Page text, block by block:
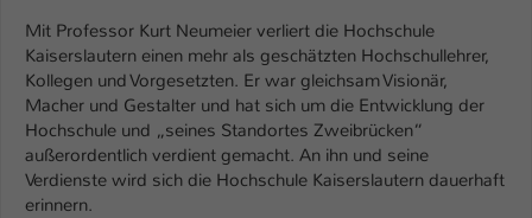
Mit Professor Kurt Neumeier verliert die Hochschule
Kaiserslautern einen mehr als geschätzten Hochschullehrer,
Kollegen und Vorgesetzten. Er war gleichsam Visionär,
Macher und Gestalter und hat sich um die Entwicklung der
Hochschule und „seines Standortes Zweibrücken“
außerordentlich verdient gemacht. An ihn und seine
Verdienste wird sich die Hochschule Kaiserslautern dauerhaft
erinnern.